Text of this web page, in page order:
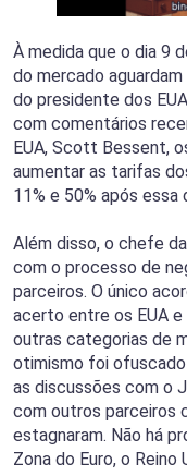
À medida que o dia 9
do mercado
do presidente dos
com comentários
EUA, Scott Bessent,
aumentar as tarifas
11% e 50% após essa
Além disso, o chefe
com o processo de
parceiros. O único
acerto entre os EUA e
outras categorias de
otimismo foi
as discussões com o
com outros parceiros
estagnaram. Não há
Zona do Euro, o